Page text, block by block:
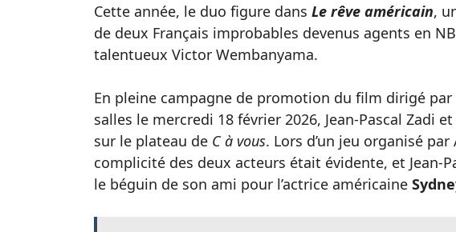
Cette année, le duo figure dans Le rêve américain,
de deux Français improbables devenus agents en
talentueux Victor Wembanyama.
En pleine campagne de promotion du film dirigé
salles le mercredi 18 février 2026, Jean-Pascal Zadi
sur le plateau de C à vous. Lors d’un jeu organisé
complicité des deux acteurs était évidente, et Jean-
le béguin de son ami pour l’actrice américaine